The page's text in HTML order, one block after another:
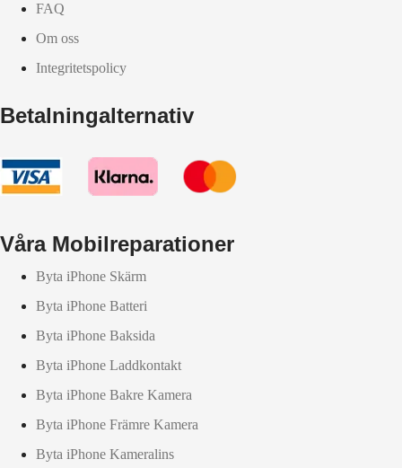
FAQ
Om oss
Integritetspolicy
Betalningalternativ
Våra Mobilreparationer
Byta iPhone Skärm
Byta iPhone Batteri
Byta iPhone Baksida
Byta iPhone Laddkontakt
Byta iPhone Bakre Kamera
Byta iPhone Främre Kamera
Byta iPhone Kameralins